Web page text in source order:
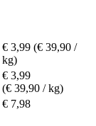
€ 3,99 (€ 39,90 /
kg)
€ 3,99
(€ 39,90 / kg)
€ 7,98